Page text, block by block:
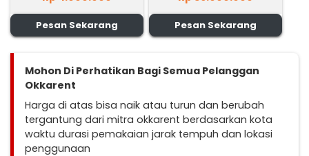
Pesan Sekarang Pesan Sekarang
Mohon Di Perhatikan Bagi Semua Pelanggan
Okkarent
Harga di atas bisa naik atau turun dan berubah
tergantung dari mitra okkarent berdasarkan kota
waktu durasi pemakaian jarak tempuh dan lokasi
penggunaan